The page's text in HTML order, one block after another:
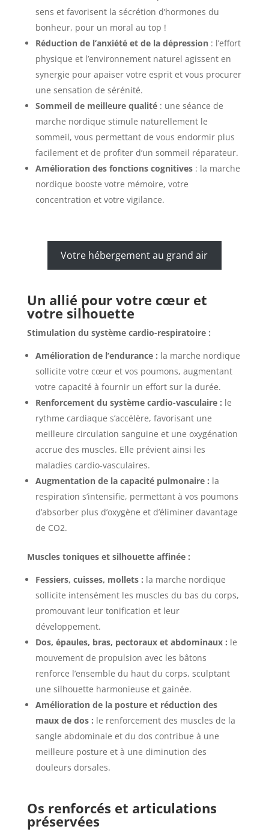
sens et favorisent la sécrétion d’hormones du
bonheur, pour un moral au top !
Réduction de l’anxiété et de la dépression: l’effort
physique et l’environnement naturel agissent en
synergie pour apaiser votre esprit et vous procurer
une sensation de sérénité.
Sommeil de meilleure qualité: une séance de
marche nordique stimule naturellement le
sommeil, vous permettant de vous endormir plus
facilement et de profiter d’un sommeil réparateur.
Amélioration des fonctions cognitives: la marche
nordique booste votre mémoire, votre
concentration et votre vigilance.
Votre hébergement au grand air
Un allié pour votre cœur et
votre silhouette
Stimulation du système cardio-respiratoire :
Amélioration de l’endurance : la marche nordique
sollicite votre cœur et vos poumons, augmentant
votre capacité à fournir un effort sur la durée.
Renforcement du système cardio-vasculaire : le
rythme cardiaque s’accélère, favorisant une
meilleure circulation sanguine et une oxygénation
accrue des muscles. Elle prévient ainsi les
maladies cardio-vasculaires.
Augmentation de la capacité pulmonaire : la
respiration s’intensifie, permettant à vos poumons
d’absorber plus d’oxygène et d’éliminer davantage
de CO2.
Muscles toniques et silhouette affinée :
Fessiers, cuisses, mollets : la marche nordique
sollicite intensément les muscles du bas du corps,
promouvant leur tonification et leur
développement.
Dos, épaules, bras, pectoraux et abdominaux : le
mouvement de propulsion avec les bâtons
renforce l’ensemble du haut du corps, sculptant
une silhouette harmonieuse et gainée.
Amélioration de la posture et réduction des
maux de dos : le renforcement des muscles de la
sangle abdominale et du dos contribue à une
meilleure posture et à une diminution des
douleurs dorsales.
Os renforcés et articulations
préservées